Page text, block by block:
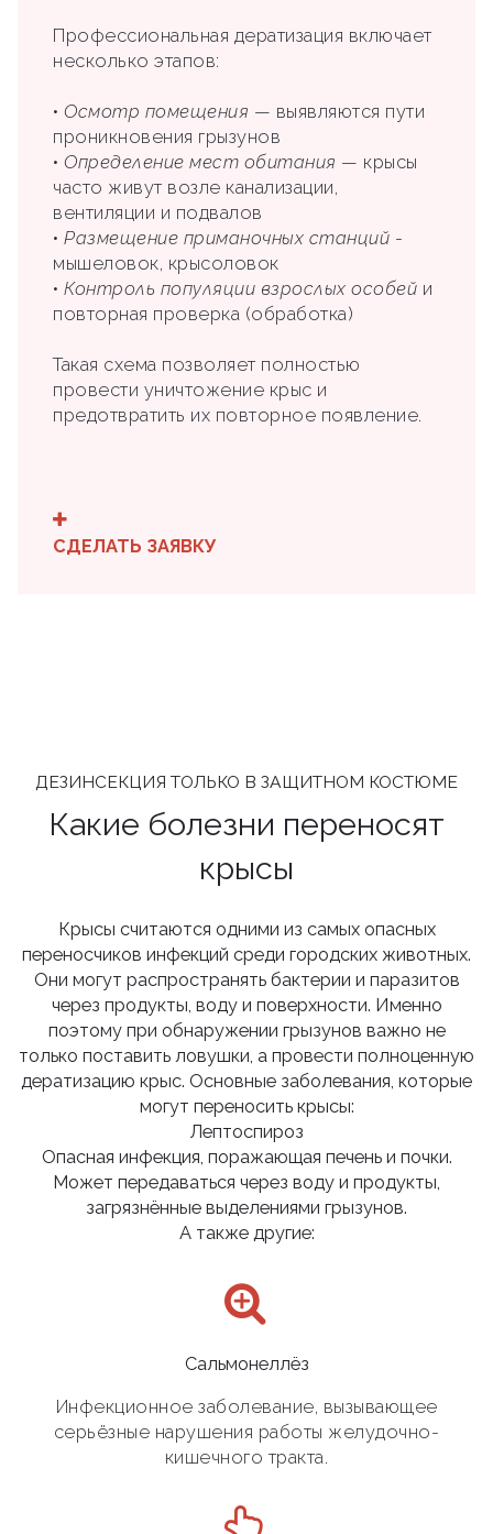
Профессиональная дератизация включает
несколько этапов:
• Осмотр помещения — выявляются пути
проникновения грызунов
• Определение мест обитания — крысы
часто живут возле канализации,
вентиляции и подвалов
• Размещение приманочных станций -
мышеловок, крысоловок
• Контроль популяции взрослых особей и
повторная проверка (обработка)
Такая схема позволяет полностью
провести уничтожение крыс и
предотвратить их повторное появление.
СДЕЛАТЬ ЗАЯВКУ
ДЕЗИНСЕКЦИЯ ТОЛЬКО В ЗАЩИТНОМ КОСТЮМЕ
Какие болезни переносят
крысы
Крысы считаются одними из самых опасных
переносчиков инфекций среди городских животных.
Они могут распространять бактерии и паразитов
через продукты, воду и поверхности. Именно
поэтому при обнаружении грызунов важно не
только поставить ловушки, а провести полноценную
дератизацию крыс. Основные заболевания, которые
могут переносить крысы:
Лептоспироз
Опасная инфекция, поражающая печень и почки.
Может передаваться через воду и продукты,
загрязнённые выделениями грызунов.
А также другие:
Сальмонеллёз
Инфекционное заболевание, вызывающее
серьёзные нарушения работы желудочно-
кишечного тракта.